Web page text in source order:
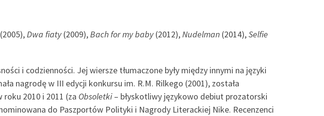
(2005),Dwa fiaty(2009),Bach for my baby(2012),Nudelman (2014),Selfie
i codzienności. Jej wiersze tłumaczone były między innymi na języki
nagrodę w III edycji konkursu im. R.M. Rilkego (2001), została
2010 i 2011 (za Obsoletki– błyskotliwy językowo debiut prozatorski
do Paszportów Polityki i Nagrody Literackiej Nike. Recenzenci